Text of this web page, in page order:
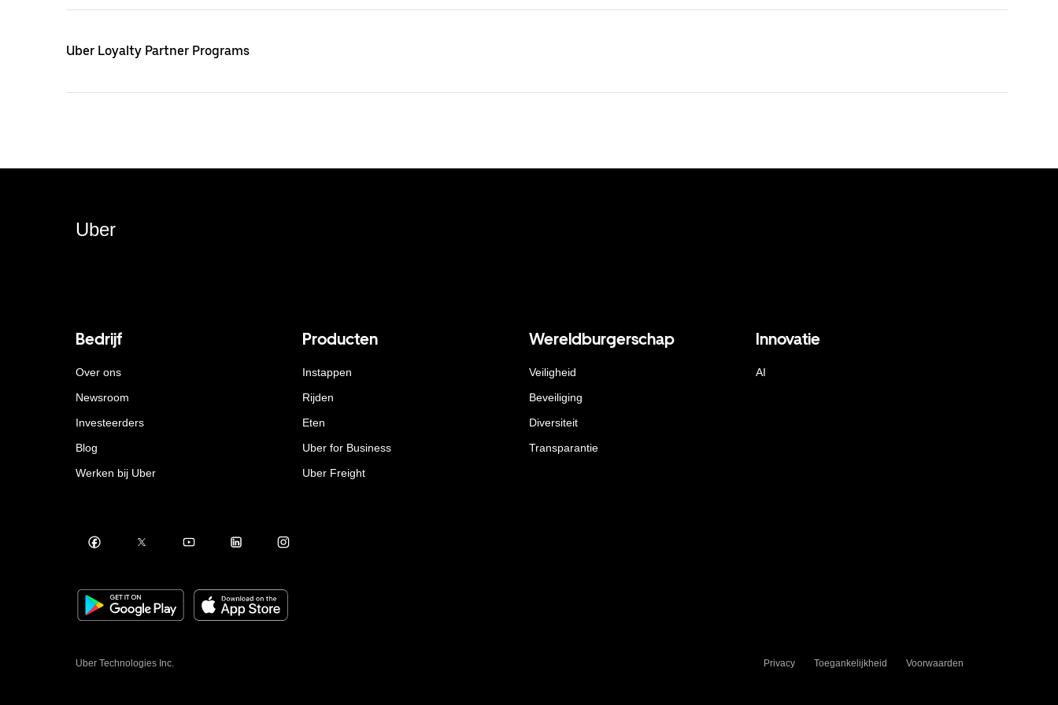
Uber Loyalty Partner Programs
Uber
Bedrijf
Over ons
Newsroom
Investeerders
Blog
Werken bij Uber
Producten
Instappen
Rijden
Eten
Uber for Business
Uber Freight
Wereldburgerschap
Veiligheid
Beveiliging
Diversiteit
Transparantie
Innovatie
AI
Uber Technologies Inc. Privacy Toegankelijkheid Voorwaarden